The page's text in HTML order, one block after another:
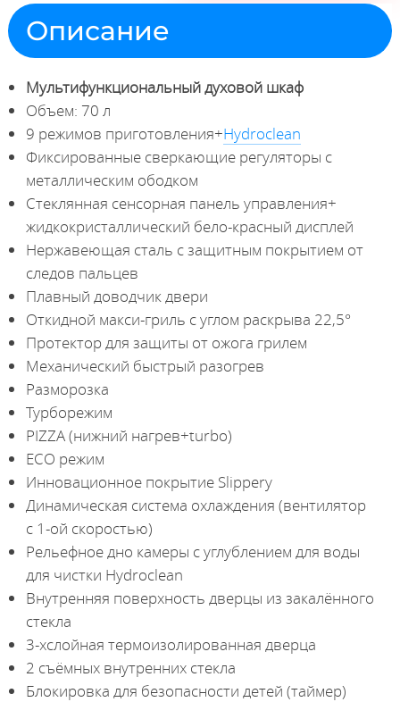
Описание
Мультифункциональный духовой шкаф
Объем: 70 л
9 режимов приготовления+Hydroclean
Фиксированные сверкающие регуляторы с
металлическим ободком
Стеклянная сенсорная панель управления+
жидкокристаллический бело-красный дисплей
Нержавеющая сталь с защитным покрытием от
следов пальцев
Плавный доводчик двери
Откидной макси-гриль c углом раскрыва 22,5°
Протектор для защиты от ожога грилем
Механический быстрый разогрев
Разморозка
Турборежим
PIZZA (нижний нагрев+turbo)
ECO режим
Инновационное покрытие Slippery
Динамическая система охлаждения (вентилятор
с 1-ой скоростью)
Рельефное дно камеры с углублением для воды
для чистки Hydroclean
Внутренняя поверхность дверцы из закалённого
стекла
3-хслойная термоизолированная дверца
2 съёмных внутренних стекла
Блокировка для безопасности детей (таймер)